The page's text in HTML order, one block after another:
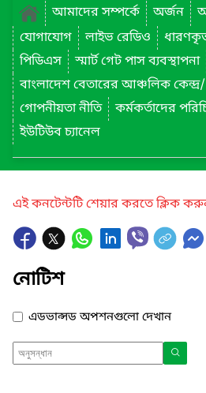
আমাদের সম্পর্কে
অর্জন
যোগাযোগ
লাইভ রেডিও
পিডিএস
স্মার্ট গেট পাস ব্যবস্থাপনা
গোপনীয়তা নীতি
কর্মকর্তাদের
ইউটিউব চ্যানেল
এই কনটেন্টটি শেয়ার করতে ক্লিক
নোটিশ
এডভান্সড অপশনগুলো দেখান